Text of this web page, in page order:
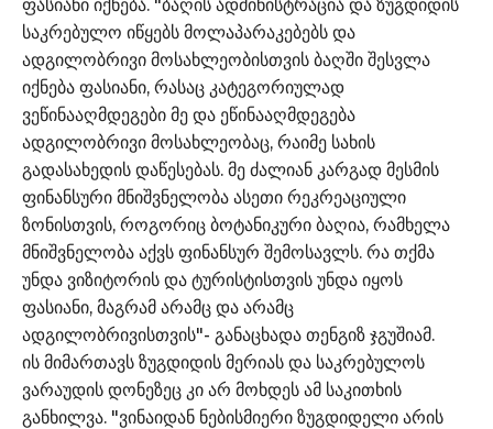
ფასიანი იქნება. "ბაღის ადმინისტრაცია და ზუგდიდის
საკრებულო იწყებს მოლაპარაკებებს და
ადგილობრივი მოსახლეობისთვის ბაღში შესვლა
იქნება ფასიანი, რასაც კატეგორიულად
ვეწინააღმდეგები მე და ეწინააღმდეგება
ადგილობრივი მოსახლეობაც, რაიმე სახის
გადასახედის დაწესებას. მე ძალიან კარგად მესმის
ფინანსური მნიშვნელობა ასეთი რეკრეაციული
ზონისთვის, როგორიც ბოტანიკური ბაღია, რამხელა
მნიშვნელობა აქვს ფინანსურ შემოსავლს. რა თქმა
უნდა ვიზიტორის და ტურისტისთვის უნდა იყოს
ფასიანი, მაგრამ არამც და არამც
ადგილობრივისთვის"- განაცხადა თენგიზ ჯგუშიამ.
ის მიმართავს ზუგდიდის მერიას და საკრებულოს
ვარაუდის დონეზეც კი არ მოხდეს ამ საკითხის
განხილვა. "ვინაიდან ნებისმიერი ზუგდიდელი არის